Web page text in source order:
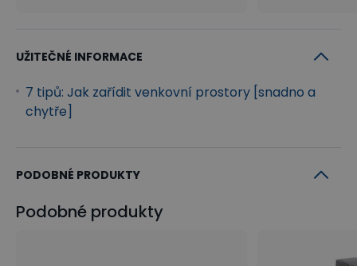
UŽITEČNÉ INFORMACE
7 tipů: Jak zařídit venkovní prostory [snadno a
chytře]
PODOBNÉ PRODUKTY
Podobné produkty